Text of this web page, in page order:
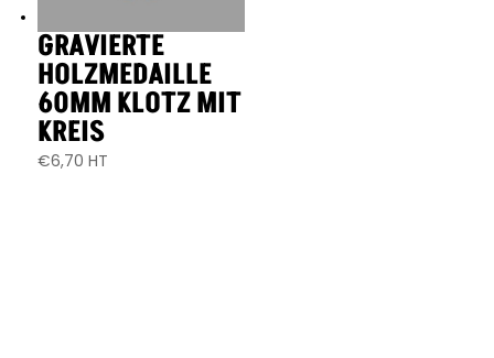
GRAVIERTE
HOLZMEDAILLE
60MM KLOTZ MIT
KREIS
€6,70 HT